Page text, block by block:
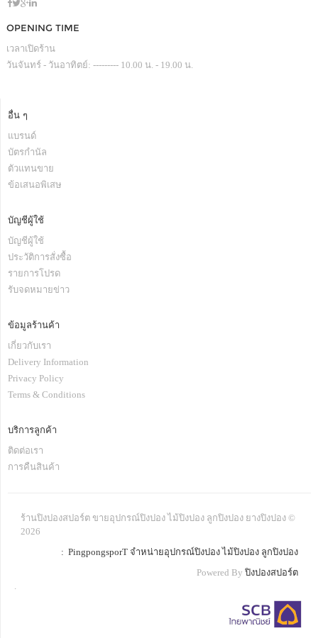
OPENING TIME
เวลาเปิดร้าน
วันจันทร์ - วันอาทิตย์: --------- 10.00 น. - 19.00 น.
อื่น ๆ
แบรนด์
บัตรกำนัล
ตัวแทนขาย
ข้อเสนอพิเสษ
บัญชีผู้ใช้
บัญชีผู้ใช้
ประวัติการสั่งซื้อ
รายการโปรด
รับจดหมายข่าว
ข้อมูลร้านค้า
เกี่ยวกับเรา
Delivery Information
Privacy Policy
Terms & Conditions
บริการลูกค้า
ติดต่อเรา
การคืนสินค้า
ร้านปิงปองสปอร์ต ขายอุปกรณ์ปิงปอง ไม้ปิงปอง ลูกปิงปอง ยางปิงปอง ©
2026
: PingpongsporT จำหน่ายอุปกรณ์ปิงปอง ไม้ปิงปอง ลูกปิงปอง
Powered By ปิงปองสปอร์ต
.